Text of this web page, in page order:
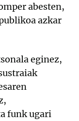
abesten,
azkar
eginez,
funk ugari